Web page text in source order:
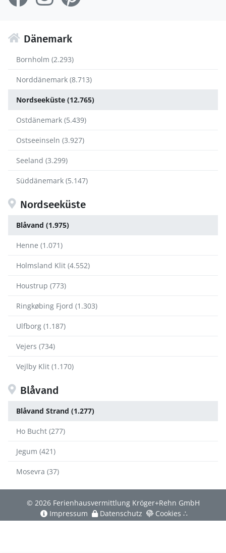
Dänemark
Bornholm (2.293)
Norddänemark (8.713)
Nordseeküste (12.765)
Ostdänemark (5.439)
Ostseeinseln (3.927)
Seeland (3.299)
Süddänemark (5.147)
Nordseeküste
Blåvand (1.975)
Henne (1.071)
Holmsland Klit (4.552)
Houstrup (773)
Ringkøbing Fjord (1.303)
Ulfborg (1.187)
Vejers (734)
Vejlby Klit (1.170)
Blåvand
Blåvand Strand (1.277)
Ho Bucht (277)
Jegum (421)
Mosevra (37)
© 2026 Ferienhausvermittlung Kröger+Rehn GmbH
Impressum
Datenschutz Cookies ∴